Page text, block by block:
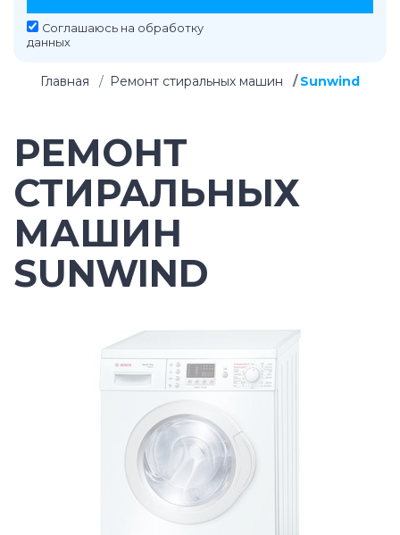
Соглашаюсь на обработку
данных
Главная Ремонт стиральных машин Sunwind
РЕМОНТ
СТИРАЛЬНЫХ
МАШИН
SUNWIND